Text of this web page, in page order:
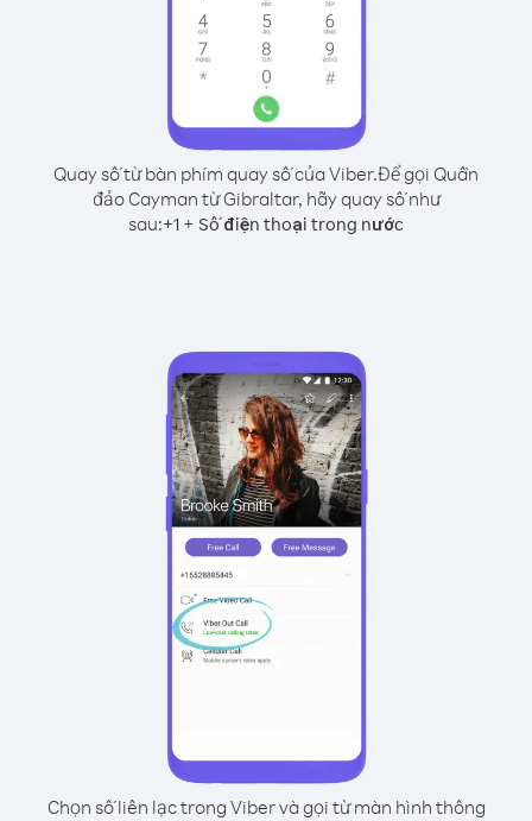
Quay số từ bàn phím quay số của Viber.Để gọi Quần
đảo Cayman từ Gibraltar, hãy quay số như
sau:+1 + Số điện thoại trong nước
Chọn số liên lạc trong Viber và gọi từ màn hình thông